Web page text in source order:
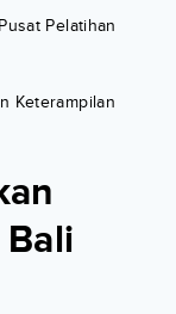
Pelatihan
Keterampilan